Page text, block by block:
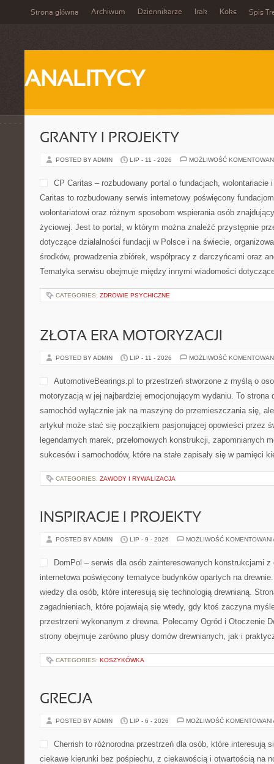
Strona główna Archiwum Dziennikarze Irak Koks Spis
ANALITYCY
GRANTY I PROJEKTY
POSTED BY ADMIN LIP - 11 - 2026 MOŻLIWOŚĆ
CP Caritas – rozbudowany portal o fundacjach, wolontariacie
Caritas to rozbudowany serwis internetowy poświęcony
wolontariatowi oraz różnym sposobom wspierania osób
życiowej. Jest to portal, w którym można znaleźć przystępnie
dotyczące działalności fundacji w Polsce i na świecie,
środków, prowadzenia zbiórek, współpracy z darczyńcami oraz
Tematyka serwisu obejmuje między innymi wiadomości
CATEGORIES: ZDROWIE PSYCHICZNE
ZŁOTA ERA MOTORYZACJI
POSTED BY ADMIN LIP - 11 - 2026 MOŻLIWOŚĆ
AutomotiveBearings.pl to przestrzeń stworzone z myślą o
motoryzacją w jej najbardziej emocjonującym wydaniu. To
samochód wyłącznie jak na maszynę do przemieszczania się,
artykuł może stać się początkiem pasjonującej opowieści przez
legendarnych marek, przełomowych konstrukcji, zapomnianych
sukcesów i samochodów, które na stałe zapisały się w pamięci
CATEGORIES: ZAWODY I RYWALIZACJA
INSPIRACJE I PROJEKTY
POSTED BY ADMIN LIP - 9 - 2026 MOŻLIWOŚĆ
DomPol – serwis dla osób zainteresowanych konstrukcjami
internetowa poświęcony tematyce budynków opartych na
wiedzy dla osób, które interesują się technologią drewnianą.
zagadnieniach, które pojawiają się wtedy, gdy ktoś zaczyna
przestrzeni wykonanym z drewna. Polecamy Ogród i Otoczenie
strony obejmuje zarówno plusy domów drewnianych, jak i
CATEGORIES: KOSZYKÓWKA
GRECJA
POSTED BY ADMIN LIP - 6 - 2026 MOŻLIWOŚĆ
Cherrish to różnorodna przestrzeń dla osób, które interesują
ciekawe kierunki bez pośpiechu, z ciekawością i otwartością na